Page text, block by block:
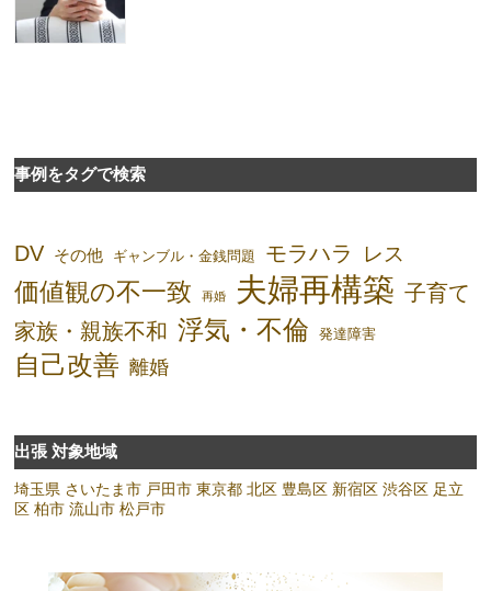
事例をタグで検索
DV その他 ギャンブル・金銭問題 モラハラ レス
価値観の不一致 再婚 夫婦再構築 子育て
家族・親族不和 浮気・不倫 発達障害
自己改善 離婚
出張 対象地域
埼玉県 さいたま市 戸田市 東京都 北区 豊島区 新宿区 渋谷区 足立
区 柏市 流山市 松戸市